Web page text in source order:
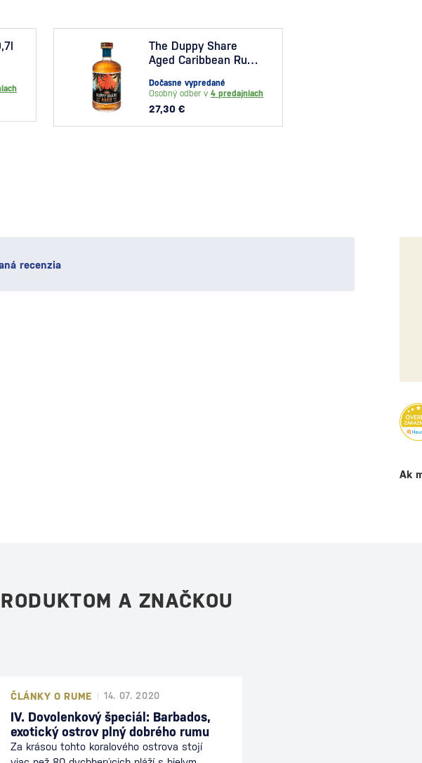
The Duppy Share
Aged Caribbean Rum
Dočasne vypredané
Osobný odber v 4 predajniach
27,30 €
recenzia
Ak
A ZNAČKOU
ČLÁNKY O RUME 14. 07. 2020
IV. Dovolenkový špeciál: Barbados,
exotický ostrov plný dobrého rumu
Za krásou tohto koralového ostrova stojí